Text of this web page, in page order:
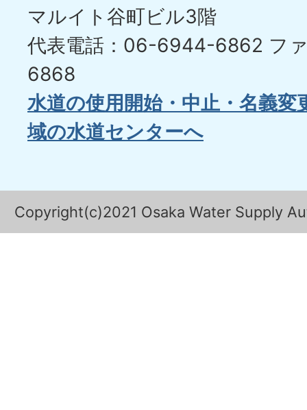
マルイト谷町ビル3階
代表電話：06-6944-6862 フ
6868
水道の使用開始・中止・名義変
域の水道センターへ
Copyright(c)2021 Osaka Water Supply